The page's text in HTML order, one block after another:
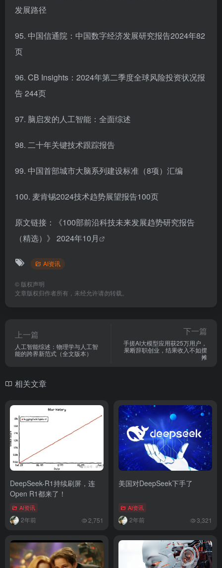
发展路径
95. 中国信通院：中国数字经济发展研究报告2024年82
页
96. CB Insights：2024年第二季度全球风险投资状况报
告 244页
97. 脑启发的人工智能：全面综述
98. 二十年关键技术跟踪报告
99. 中国首部城市大脑系列建设标准（8项）汇编
100. 麦肯锡2024技术趋势展望报告100页
原文链接：
《100部前沿科技未来发展趋势研究报告
（精选）》 2024年10月
AI资讯
© 版权声明
文章版权归作者所有，未经允许请勿转载。
上一篇
人工智能综述：物理学与人工智
能的跨界新范式（全文版本）
下一篇
手搓AI大模型应用获25万用户，
果断辞职创业，结果收入不如摆
摊
相关文章
DeepSeek-R1持续刷屏，连
Open R1都来了！
AI资讯
2年前 2,751
美国对DeepSeek下手了
AI资讯
2年前 3,321